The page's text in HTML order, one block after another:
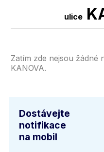
ulice
Zatím zde nejsou žádné
KANOVA.
Dostávejte
notifikace
na mobil